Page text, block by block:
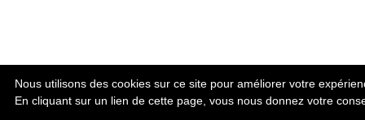
Nous utilisons des cookies sur ce site pour améliorer votre
En cliquant sur un lien de cette page, vous nous donnez votre